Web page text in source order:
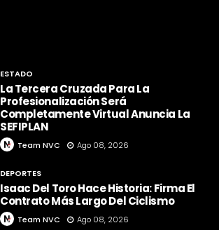
ESTADO
La Tercera Cruzada Para La
Profesionalización Será
Completamente Virtual Anuncia La
SEFIPLAN
Team NVC Ago 08, 2026
DEPORTES
Isaac Del Toro Hace Historia: Firma El
Contrato Más Largo Del Ciclismo
Team NVC Ago 08, 2026